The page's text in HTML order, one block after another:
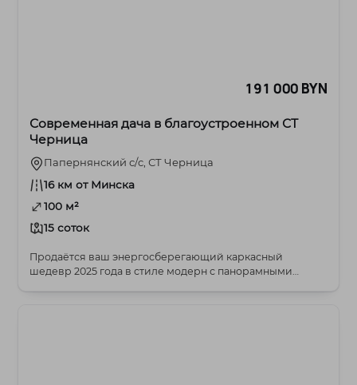
191 000 BYN
Современная дача в благоустроенном СТ
Черница
Папернянский с/c, СТ Черница
16 км от Минска
100 м²
15 соток
Продаётся ваш энергосберегающий каркасный
шедевр 2025 года в стиле модерн с панорамными